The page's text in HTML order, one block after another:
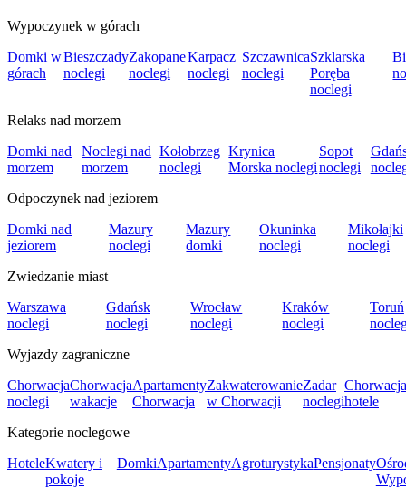
Wypoczynek w górach
Domki w
górach
Bieszczady
noclegi
Zakopane
noclegi
Karpacz
noclegi
Szczawnica
noclegi
Szklarska
Poręba
noclegi
Relaks nad morzem
Domki nad
morzem
Noclegi nad
morzem
Kołobrzeg
noclegi
Krynica
Morska noclegi
Sopot
noclegi
Odpoczynek nad jeziorem
Domki nad
jeziorem
Mazury
noclegi
Mazury
domki
Okuninka
noclegi
Mikołajki
noclegi
Zwiedzanie miast
Warszawa
noclegi
Gdańsk
noclegi
Wrocław
noclegi
Kraków
noclegi
Toruń
Wyjazdy zagraniczne
Chorwacja
noclegi
Chorwacja
wakacje
Apartamenty
Chorwacja
Zakwaterowanie
w Chorwacji
Zadar
noclegi
Chorwacja
hotele
Kategorie noclegowe
HoteleKwatery i
pokoje
DomkiApartamentyAgroturystykaPensjonaty